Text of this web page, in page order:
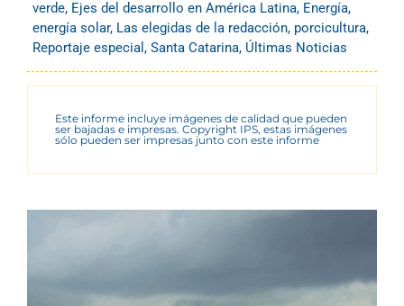
verde, Ejes del desarrollo en América Latina, Energía,
energía solar, Las elegidas de la redacción, porcicultura,
Reportaje especial , Santa Catarina, Últimas Noticias
Este informe incluye imágenes de calidad que pueden
ser bajadas e impresas. Copyright IPS, estas imágenes
sólo pueden ser impresas junto con este informe